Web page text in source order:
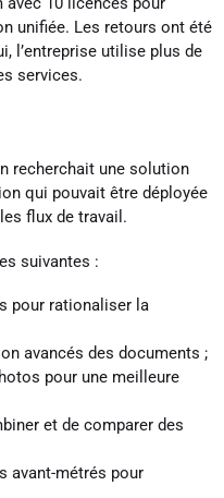
unifiée. Les retours ont été
l’entreprise utilise plus de
services.
recherchait une solution
qui pouvait être déployée
flux de travail.
suivantes :
pour rationaliser la
avancés des documents ;
pour une meilleure
et de comparer des
avant-métrés pour